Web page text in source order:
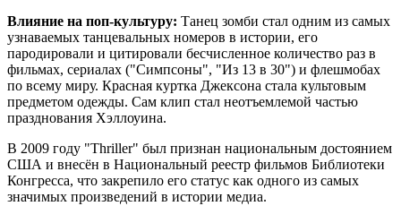
Влияние на поп-культуру: Танец зомби стал одним из самых
узнаваемых танцевальных номеров в истории, его
пародировали и цитировали бесчисленное количество раз в
фильмах, сериалах ("Симпсоны", "Из 13 в 30") и флешмобах
по всему миру. Красная куртка Джексона стала культовым
предметом одежды. Сам клип стал неотъемлемой частью
празднования Хэллоуина.
В 2009 году "Thriller" был признан национальным достоянием
США и внесён в Национальный реестр фильмов Библиотеки
Конгресса, что закрепило его статус как одного из самых
значимых произведений в истории медиа.